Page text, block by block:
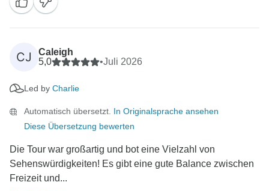
CJ
Caleigh
5,0
•Juli 2026
Led by Charlie
Automatisch übersetzt. In Originalsprache ansehen
Diese Übersetzung bewerten
Die Tour war großartig und bot eine Vielzahl von
Sehenswürdigkeiten! Es gibt eine gute Balance zwischen
Freizeit und...